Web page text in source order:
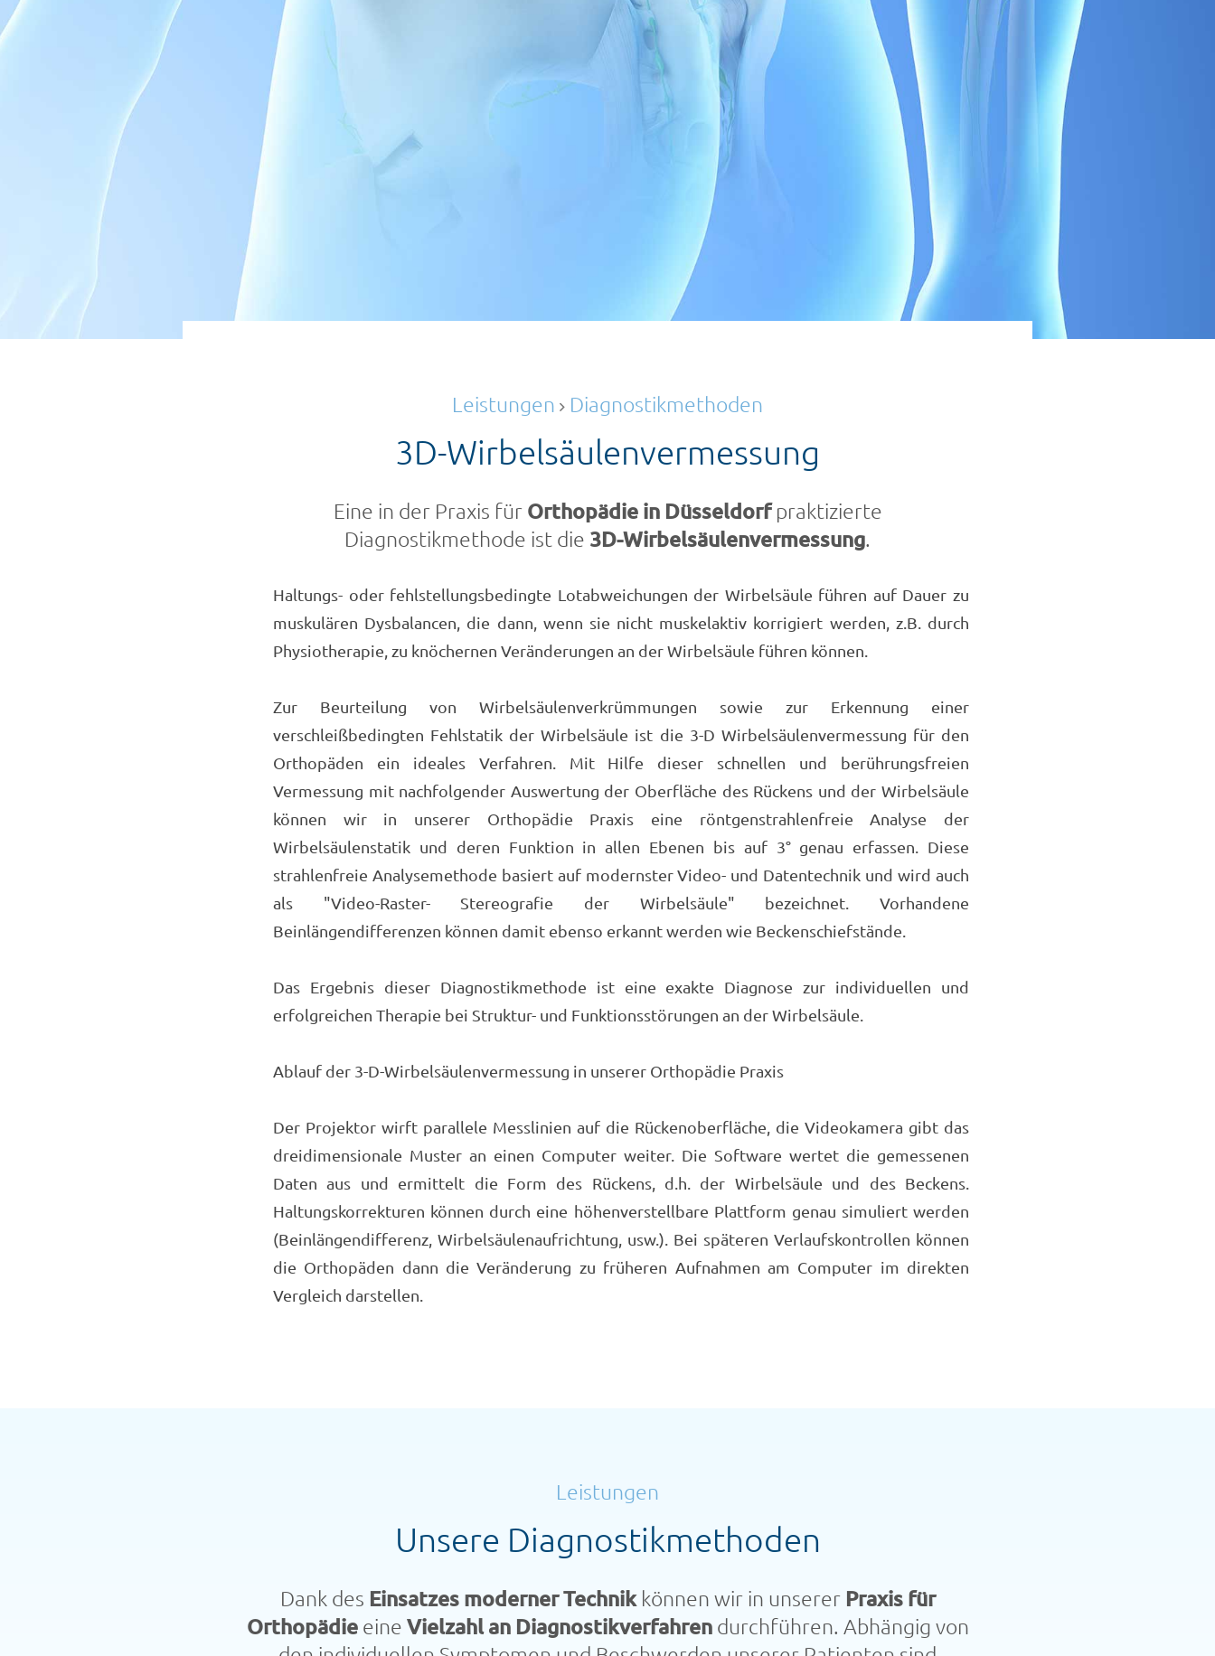
Leistungen Diagnostikmethoden
3D-Wirbelsäulenvermessung
Eine in der Praxis für Orthopädie in Düsseldorfpraktizierte
Diagnostikmethode ist die 3D-Wirbelsäulenvermessung.
Haltungs- oder fehlstellungsbedingte Lotabweichungen der Wirbelsäule führen auf Dauer zu
muskulären Dysbalancen, die dann, wenn sie nicht muskelaktiv korrigiert werden, z.B. durch
Physiotherapie, zu knöchernen Veränderungen an der Wirbelsäule führen können.
Zur Beurteilung von Wirbelsäulenverkrümmungen sowie zur Erkennung einer
verschleißbedingten Fehlstatik der Wirbelsäule ist die 3-D Wirbelsäulenvermessung für den
Orthopäden ein ideales Verfahren. Mit Hilfe dieser schnellen und berührungsfreien
Vermessung mit nachfolgender Auswertung der Oberfläche des Rückens und der Wirbelsäule
können wir in unserer Orthopädie Praxis eine röntgenstrahlenfreie Analyse der
Wirbelsäulenstatik und deren Funktion in allen Ebenen bis auf 3° genau erfassen. Diese
strahlenfreie Analysemethode basiert auf modernster Video- und Datentechnik und wird auch
als "Video-Raster- Stereografie der Wirbelsäule" bezeichnet. Vorhandene
Beinlängendifferenzen können damit ebenso erkannt werden wie Beckenschiefstände.
Das Ergebnis dieser Diagnostikmethode ist eine exakte Diagnose zur individuellen und
erfolgreichen Therapie bei Struktur- und Funktionsstörungen an der Wirbelsäule.
Ablauf der 3-D-Wirbelsäulenvermessung in unserer Orthopädie Praxis
Der Projektor wirft parallele Messlinien auf die Rückenoberfläche, die Videokamera gibt das
dreidimensionale Muster an einen Computer weiter. Die Software wertet die gemessenen
Daten aus und ermittelt die Form des Rückens, d.h. der Wirbelsäule und des Beckens.
Haltungskorrekturen können durch eine höhenverstellbare Plattform genau simuliert werden
(Beinlängendifferenz, Wirbelsäulenaufrichtung, usw.). Bei späteren Verlaufskontrollen können
die Orthopäden dann die Veränderung zu früheren Aufnahmen am Computer im direkten
Vergleich darstellen.
Leistungen
Unsere Diagnostikmethoden
Dank des Einsatzes moderner Technikkönnen wir in unserer Praxis für
Orthopädieeine Vielzahl an Diagnostikverfahrendurchführen. Abhängig von